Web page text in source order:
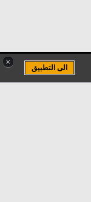
×
الى التطبيق